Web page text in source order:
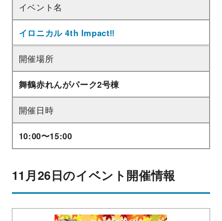
イベント名
イロニカル 4th Impact‼︎
開催場所
舞鶴赤れんがパーク2号棟
開催日時
10:00〜15:00
11月26日のイベント開催情報